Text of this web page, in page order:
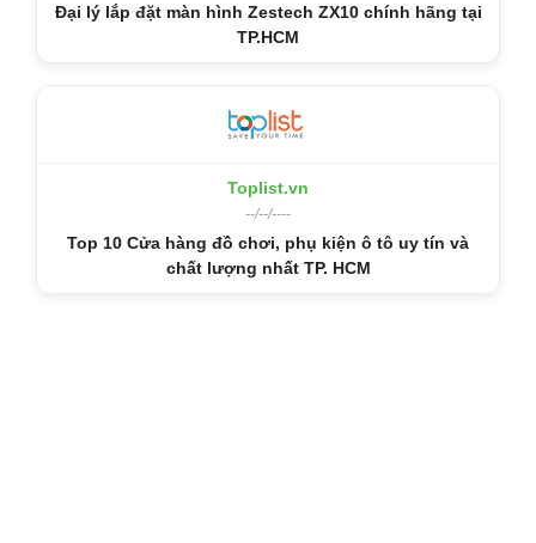
Đại lý lắp đặt màn hình Zestech ZX10 chính hãng tại
TP.HCM
Toplist.vn
--/--/----
Top 10 Cửa hàng đồ chơi, phụ kiện ô tô uy tín và
chất lượng nhất TP. HCM